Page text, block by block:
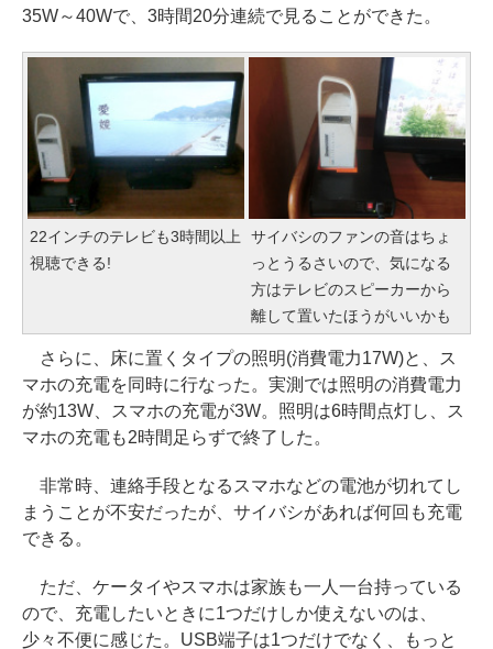
35W～40Wで、3時間20分連続で見ることができた。
22インチのテレビも3時間以上
視聴できる!
サイバシのファンの音はちょ
っとうるさいので、気になる
方はテレビのスピーカーから
離して置いたほうがいいかも
さらに、床に置くタイプの照明(消費電力17W)と、ス
マホの充電を同時に行なった。実測では照明の消費電力
が約13W、スマホの充電が3W。照明は6時間点灯し、ス
マホの充電も2時間足らずで終了した。
非常時、連絡手段となるスマホなどの電池が切れてし
まうことが不安だったが、サイバシがあれば何回も充電
できる。
ただ、ケータイやスマホは家族も一人一台持っている
ので、充電したいときに1つだけしか使えないのは、
少々不便に感じた。USB端子は1つだけでなく、もっと